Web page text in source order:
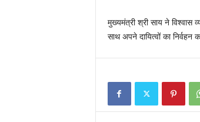
मुख्यमंत्री श्री साय ने विश्वास
साथ अपने दायित्वों का